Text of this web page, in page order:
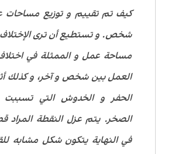
كيف تم تقييم و توزيع
شخص. و تستطيع أن ترى
مساحة عمل و الممثلة في
العمل بين شخص و آخر، و كذلك
الحفر و الخدوش التي تسببت
الصخر. يتم عزل النقطة المراد
في النهاية يتكون شكل مشابه